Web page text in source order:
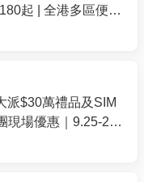
的欄位輸入該門票
使用。
起 | 全港多區便利
派$30萬禮品及SIM
現場優惠｜9.25-27